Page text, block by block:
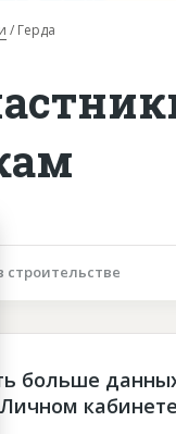
Герда
строительстве
больше
Личном кабинете